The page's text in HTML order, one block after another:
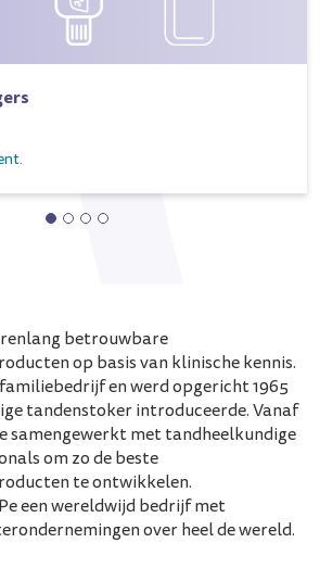
betrouwbare
op basis van klinische kennis.
familiebedrijf en werd opgericht 1965
tandenstoker introduceerde. Vanaf
samengewerkt met tandheelkundige
om zo de beste
te ontwikkelen.
een wereldwijd bedrijf met
over heel de wereld.